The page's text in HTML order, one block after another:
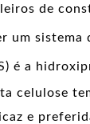
de
um sistema
é a
celulose
e